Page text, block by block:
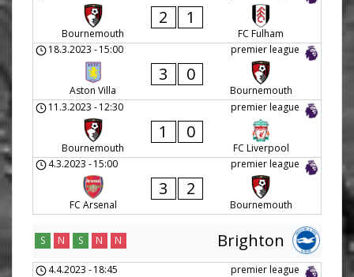
Bournemouth
2 1
FC Fulham
premier league
18.3.2023 -15:00
Aston Villa
3 0
Bournemouth
premier league
11.3.2023 -12:30
Bournemouth
1 0
FC Liverpool
premier league
4.3.2023 -15:00
FC Arsenal
3 2
Bournemouth
Brighton
S N S N N
premier league
4.4.2023 -18:45